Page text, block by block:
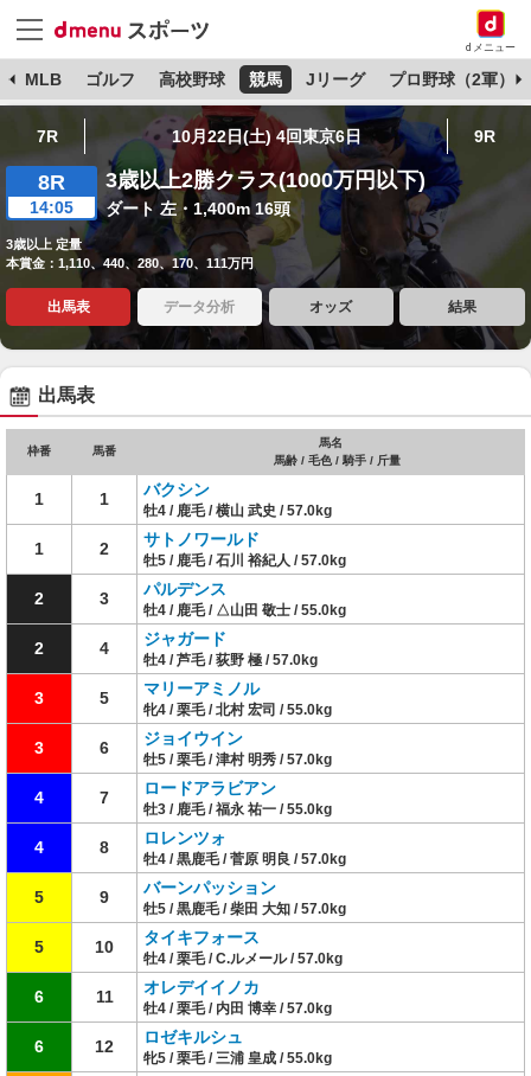
dメニュー
MLB ゴルフ 高校野球 競馬 Jリーグ プロ野球（2軍）
7R 10月22日(土) 4回東京6日 9R
8R
14:05
3歳以上2勝クラス(1000万円以下)
ダート 左・1,400m 16頭
3歳以上 定量
本賞金：1,110、440、280、170、111万円
出馬表 データ分析 オッズ 結果
出馬表
枠番 馬番
馬名
馬齢 / 毛色 / 騎手 / 斤量
1 1 バクシン
牡4 / 鹿毛 / 横山 武史 / 57.0kg
1 2 サトノワールド
牡5 / 鹿毛 / 石川 裕紀人 / 57.0kg
2 3 パルデンス
牡4 / 鹿毛 / △山田 敬士 / 55.0kg
2 4 ジャガード
牡4 / 芦毛 / 荻野 極 / 57.0kg
3 5 マリーアミノル
牝4 / 栗毛 / 北村 宏司 / 55.0kg
3 6 ジョイウイン
牡5 / 栗毛 / 津村 明秀 / 57.0kg
4 7 ロードアラビアン
牡3 / 鹿毛 / 福永 祐一 / 55.0kg
4 8 ロレンツォ
牡4 / 黒鹿毛 / 菅原 明良 / 57.0kg
5 9 バーンパッション
牡5 / 黒鹿毛 / 柴田 大知 / 57.0kg
5 10 タイキフォース
牡4 / 栗毛 / C.ルメール / 57.0kg
6 11 オレデイイノカ
牡4 / 栗毛 / 内田 博幸 / 57.0kg
6 12 ロゼキルシュ
牝5 / 栗毛 / 三浦 皇成 / 55.0kg